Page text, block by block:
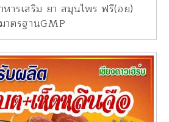
หารเสริม ยา สมุนไพร ฟรี(อย)
มาตรฐานGMP